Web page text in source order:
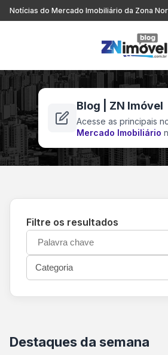
Notícias do Mercado Imobiliário da Zona
Blog | ZN Imóvel
Acesse as principais
Mercado Imobiliário
Filtre os resultados
Destaques da semana